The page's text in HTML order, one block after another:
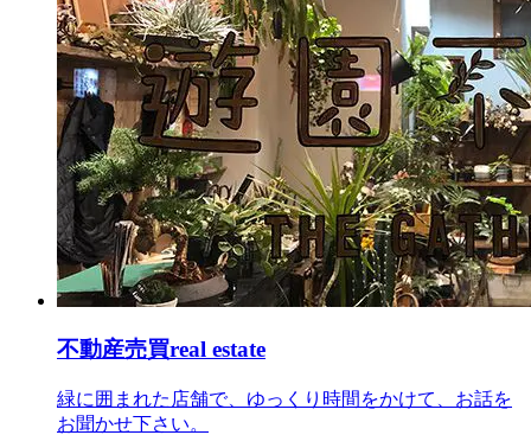
不動産売買real estate
緑に囲まれた店舗で、ゆっくり時間をかけて、お話を
お聞かせ下さい。